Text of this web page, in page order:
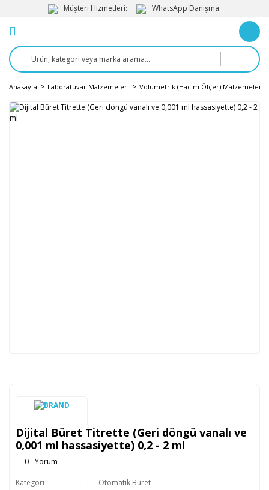
Müşteri Hizmetleri: WhatsApp Danışma:
Anasayfa Laboratuvar Malzemeleri Volümetrik (Hacim Ölçer) Malzemeler
Dijital Büret Titrette (Geri döngü vanalı ve
0,001 ml hassasiyette) 0,2 - 2 ml
0 - Yorum
Kategori
Otomatik Büret